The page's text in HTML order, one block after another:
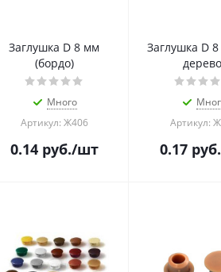
Заглушка D 8 мм
(бордо)
Много
Артикул: Ж406
0.14руб./шт
Заглушка D
Артикул:
0.17руб.